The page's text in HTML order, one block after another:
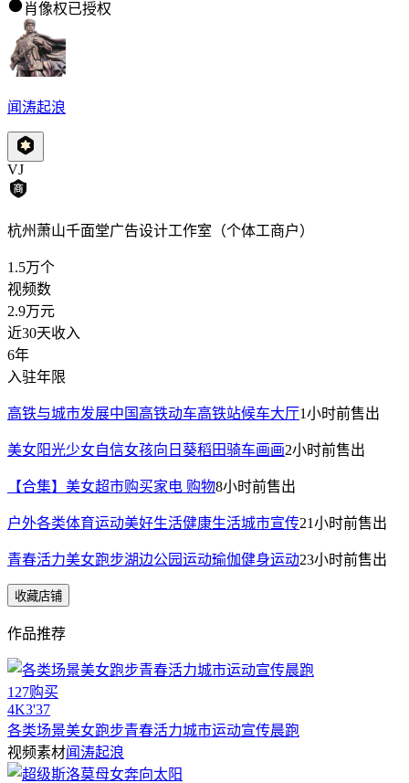
肖像权已授权
闻涛起浪
VJ
杭州萧山千面堂广告设计工作室（个体工商户）
1.5万个
视频数
2.9万元
近30天收入
6年
入驻年限
高铁与城市发展中国高铁动车高铁站候车大厅1小时前售出
美女阳光少女自信女孩向日葵稻田骑车画画2小时前售出
【合集】美女超市购买家电 购物8小时前售出
户外各类体育运动美好生活健康生活城市宣传21小时前售出
青春活力美女跑步湖边公园运动瑜伽健身运动23小时前售出
收藏店铺
作品推荐
127购买
4K3'37
各类场景美女跑步青春活力城市运动宣传晨跑
视频素材闻涛起浪